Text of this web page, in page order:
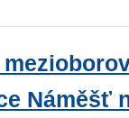
Náměšť